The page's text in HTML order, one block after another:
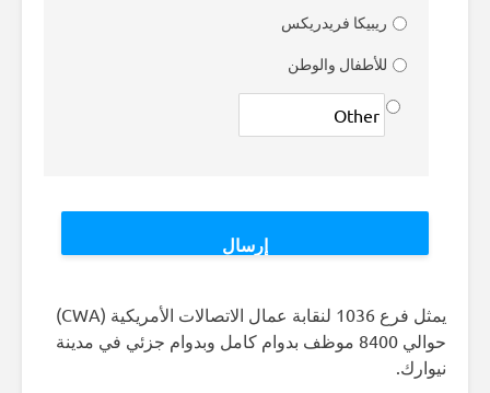
ريبيكا فريدريكس
للأطفال والوطن
يمثل فرع 1036 لنقابة عمال الاتصالات الأمريكية (CWA)
حوالي 8400 موظف بدوام كامل وبدوام جزئي في مدينة
نيوارك.